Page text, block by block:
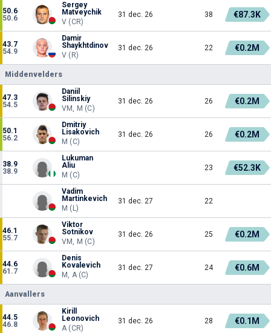
50.6
50.6
Sergey
Matveychik
V (CR)
31 dec. 26 38 €87.3K
43.7
54.9
Damir
Shaykhtdinov
V (R)
31 dec. 26 22 €0.2M
Middenvelders
47.3
54.5
Daniil
Silinskiy
VM, M (C)
31 dec. 26 26 €0.2M
50.1
56.2
Dmitriy
Lisakovich
M (C)
31 dec. 26 26 €0.2M
38.9
38.9
Lukuman
Aliu
M (C)
23 €52.3K
Vadim
Martinkevich
M (L)
31 dec. 27 22
46.1
55.7
Viktor
Sotnikov
VM, M (C)
31 dec. 26 25 €0.2M
44.6
61.7
Denis
Kovalevich
M, A (C)
31 dec. 27 24 €0.6M
Aanvallers
44.5
46.8
Kirill
Leonovich
A (CR)
31 dec. 26 28 €0.1M